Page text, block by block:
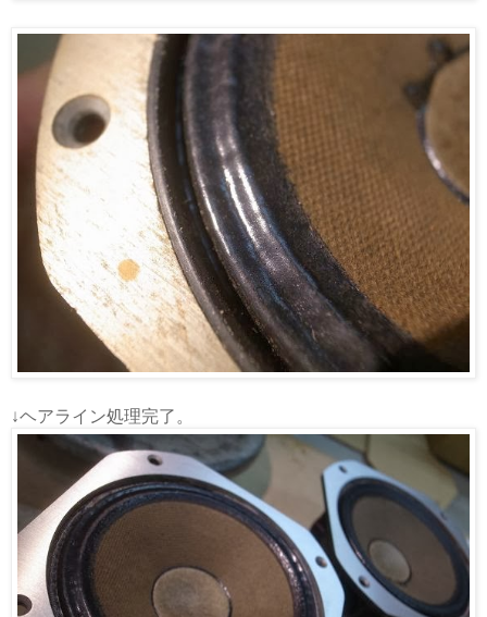
↓ヘアライン処理完了。